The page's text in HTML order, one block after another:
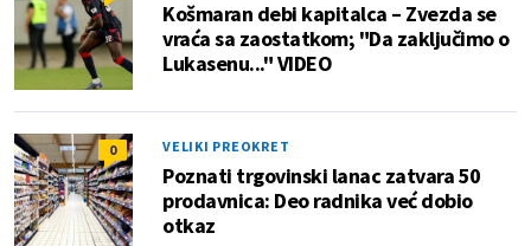
Košmaran debi kapitalca – Zvezda se
vraća sa zaostatkom; "Da zaključimo o
Lukasenu..." VIDEO
0 VELIKI PREOKRET
Poznati trgovinski lanac zatvara 50
prodavnica: Deo radnika već dobio
otkaz